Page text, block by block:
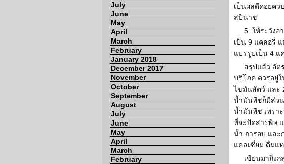
July
June
May
April
March
February
January 2018
December 2017
November
October
September
August
July
June
May
April
March
February
เป็นผลดีคอยคว
สปินาช
5. ให้ระวัง
เป็น 9 แคลอรี่
แปรรูปเป็น 4 แ
สรุปแล้ว อัต
บริโภค ควรอยู่ใ
ไขมันสัตว์ และ
น้ำมันพืชก็มีส่วน
น้ำมันพืช เพรา
ที่จะปัดสารพิษ
น้ำ การอบ และ
แคลเซี่ยม ดื่มแ
เขียนมาถึงก